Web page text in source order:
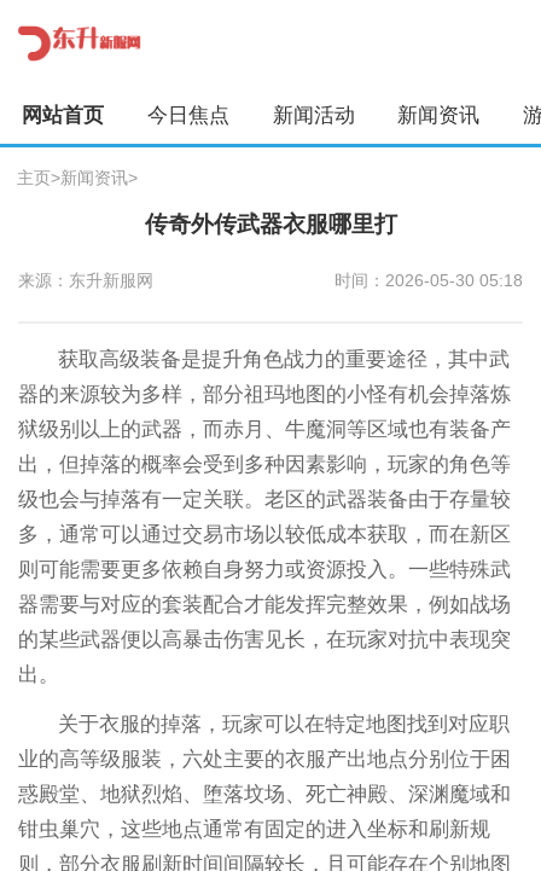
网站首页 今日焦点 新闻活动 新闻资讯
主页>新闻资讯>
传奇外传武器衣服哪里打
来源：东升新服网 时间：2026-05-30 05:18
获取高级装备是提升角色战力的重要途径，其中武
器的来源较为多样，部分祖玛地图的小怪有机会掉落炼
狱级别以上的武器，而赤月、牛魔洞等区域也有装备产
出，但掉落的概率会受到多种因素影响，玩家的角色等
级也会与掉落有一定关联。老区的武器装备由于存量较
多，通常可以通过交易市场以较低成本获取，而在新区
则可能需要更多依赖自身努力或资源投入。一些特殊武
器需要与对应的套装配合才能发挥完整效果，例如战场
的某些武器便以高暴击伤害见长，在玩家对抗中表现突
出。
关于衣服的掉落，玩家可以在特定地图找到对应职
业的高等级服装，六处主要的衣服产出地点分别位于困
惑殿堂、地狱烈焰、堕落坟场、死亡神殿、深渊魔域和
钳虫巢穴，这些地点通常有固定的进入坐标和刷新规
则，部分衣服刷新时间间隔较长，且可能存在个别地图